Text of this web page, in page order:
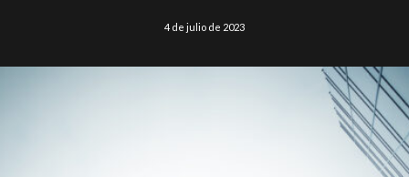
4 de julio de 2023